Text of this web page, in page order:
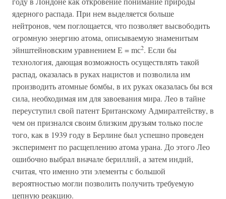
ядерного распада. При нем выделяется больше
нейтронов, чем поглощается, что позволяет высвободить
огромную энергию атома, описываемую знаменитым
эйнштейновским уравнением Е = mс2. Если бы
технология, дающая возможность осуществлять такой
распад, оказалась в руках нацистов и позволила им
производить атомные бомбы, в их руках оказалась бы вся
сила, необходимая им для завоевания мира. Лео в тайне
переуступил свой патент Британскому Адмиралтейству, в
чем он признался своим близким друзьям только после
того, как в 1939 году в Берлине был успешно проведен
эксперимент по расщеплению атома урана. До этого Лео
ошибочно выбрал вначале бериллий, а затем индий,
считая, что именно эти элементы с большой
вероятностью могли позволить получить требуемую
цепную реакцию.